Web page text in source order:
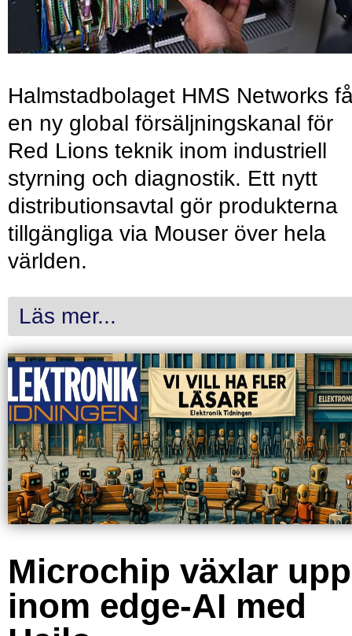
Halmstadbolaget HMS Networks
en ny global försäljningskanal för
Red Lions teknik inom industriell
styrning och diagnostik. Ett nytt
distributionsavtal gör produkterna
tillgängliga via Mouser över hela
världen.
Läs mer...
Microchip växlar upp
inom edge-AI med